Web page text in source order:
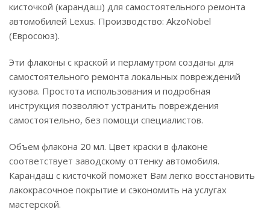
кисточкой (карандаш) для самостоятельного ремонта
автомобилей Lexus. Производство: AkzoNobel
(Евросоюз).
Эти флаконы с краской и перламутром созданы для
самостоятельного ремонта локальных повреждений
кузова. Простота использования и подробная
инструкция позволяют устранить повреждения
самостоятельно, без помощи специалистов.
Объем флакона 20 мл. Цвет краски в флаконе
соответствует заводскому оттенку автомобиля.
Карандаш с кисточкой поможет Вам легко восстановить
лакокрасочное покрытие и сэкономить на услугах
мастерской.